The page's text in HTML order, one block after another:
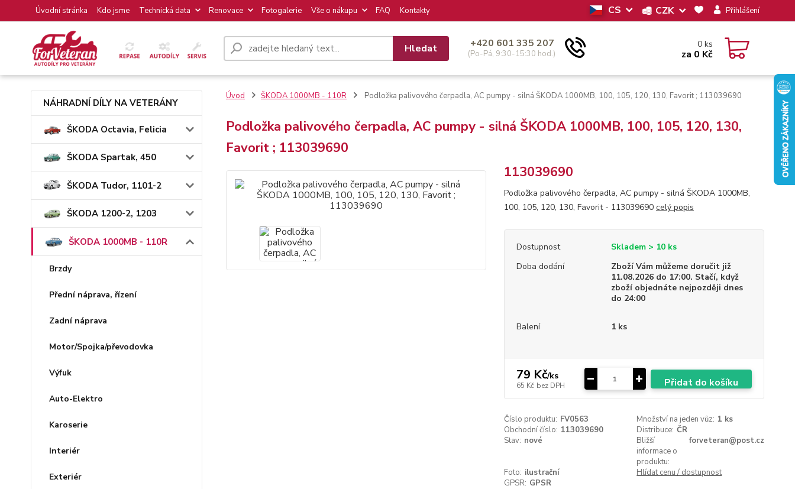
Úvodní stránka Kdo jsme Technická data Renovace Fotogalerie Vše o nákupu FAQ Kontakty CS CZK Přihlášení
Hledat +420 601 335 207
(Po-Pá, 9:30-15:30 hod.)
0 ks
za 0 Kč
NÁHRADNÍ DÍLY NA VETERÁNY
ŠKODA Octavia, Felicia
ŠKODA Spartak, 450
ŠKODA Tudor, 1101-2
ŠKODA 1200-2, 1203
ŠKODA 1000MB - 110R
Brzdy
Přední náprava, řízení
Zadní náprava
Motor/Spojka/převodovka
Výfuk
Auto-Elektro
Karoserie
Interiér
Exteriér
Úvod ŠKODA 1000MB - 110R Podložka palivového čerpadla, AC pumpy - silná ŠKODA 1000MB, 100, 105, 120, 130, Favorit ; 113039690
Podložka palivového čerpadla, AC pumpy - silná ŠKODA 1000MB, 100, 105, 120, 130,
Favorit ; 113039690
113039690
Podložka palivového čerpadla, AC pumpy - silná ŠKODA 1000MB,
100, 105, 120, 130, Favorit - 113039690 celý popis
Dostupnost
Skladem > 10 ks
Doba dodání
Zboží Vám můžeme doručit již
11.08.2026 do 17:00. Stačí, když
zboží objednáte nejpozději dnes
do 24:00
Balení 1 ks
79 Kč/ks
65 Kč bez DPH Přidat do košíku
Číslo produktu: FV0563 Množství na jeden vůz: 1 ks
Obchodní číslo: 113039690 Distribuce: ČR
Stav: nové
Bližší
informace o
produktu:
forveteran@post.cz
Foto: ilustrační
Hlídat cenu / dostupnost
GPSR: GPSR